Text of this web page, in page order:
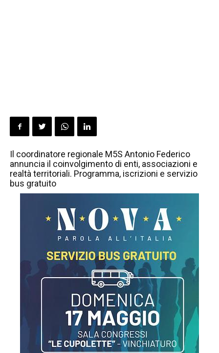
Il coordinatore regionale M5S Antonio Federico
annuncia il coinvolgimento di enti, associazioni e
realtà territoriali. Programma, iscrizioni e servizio
bus gratuito